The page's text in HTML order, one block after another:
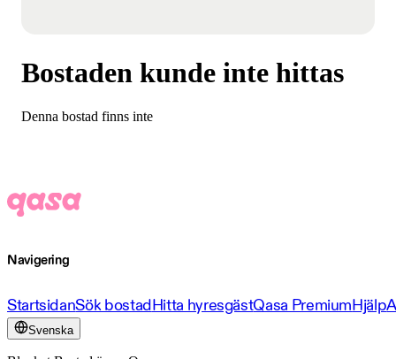
Bostaden kunde inte hittas
Denna bostad finns inte
Navigering
StartsidanSök bostadHitta hyresgästQasa PremiumHjälp
Svenska